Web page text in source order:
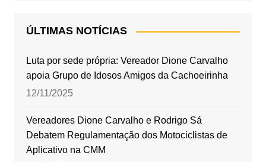
ÚLTIMAS NOTÍCIAS
Luta por sede própria: Vereador Dione Carvalho
apoia Grupo de Idosos Amigos da Cachoeirinha
12/11/2025
Vereadores Dione Carvalho e Rodrigo Sá
Debatem Regulamentação dos Motociclistas de
Aplicativo na CMM